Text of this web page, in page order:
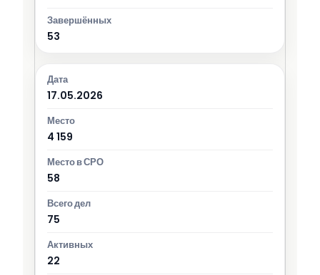
53
17.05.2026
4 159
58
75
22